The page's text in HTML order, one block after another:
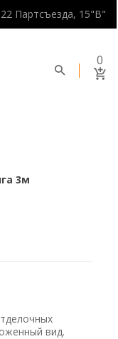
Партсъезда, 15"В"
0
3м
вид.